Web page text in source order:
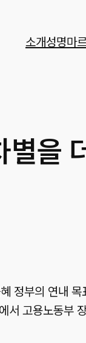
소개성명마
을
정부의 연내
서 고용노동부